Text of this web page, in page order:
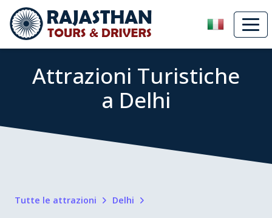
Attrazioni Turistiche
a Delhi
Tutte le attrazioni Delhi